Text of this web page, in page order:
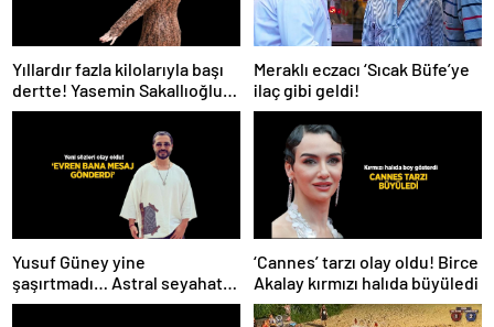
Yıllardır fazla kilolarıyla başı
dertte! Yasemin Sakallıoğlu
zayıflamasının sırrını açıkladı
Meraklı eczacı ‘Sıcak Büfe’ye
ilaç gibi geldi!
Yusuf Güney yine
şaşırtmadı… Astral seyahat
ve uzaylılardan sonra şimdi
‘Cannes’ tarzı olay oldu! Birce
Akalay kırmızı halıda büyüledi